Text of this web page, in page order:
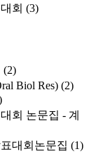
회 (3)
(2)
Biol Res) (2)
회 논문집 - 계
대회논문집 (1)